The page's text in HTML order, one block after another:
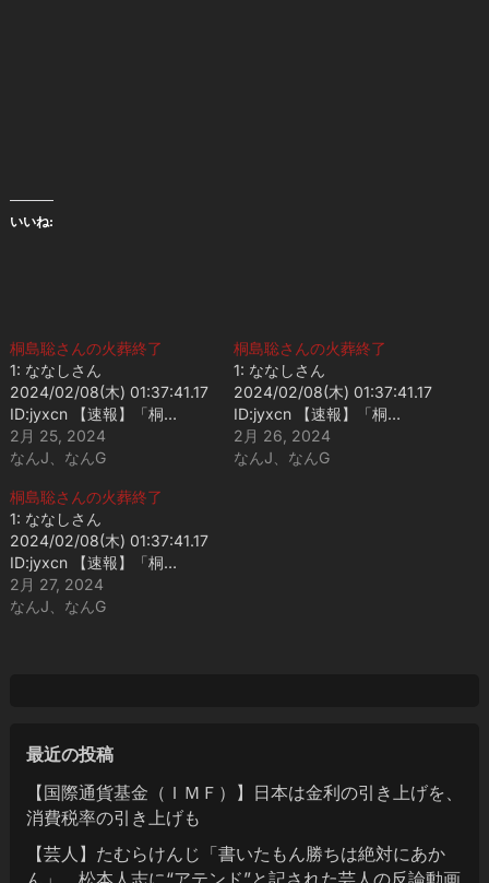
いいね:
桐島聡さんの火葬終了
1: ななしさん
2024/02/08(木) 01:37:41.17
ID:jyxcn 【速報】「桐…
2月 25, 2024
なんJ、なんG
桐島聡さんの火葬終了
1: ななしさん
2024/02/08(木) 01:37:41.17
ID:jyxcn 【速報】「桐…
2月 26, 2024
なんJ、なんG
桐島聡さんの火葬終了
1: ななしさん
2024/02/08(木) 01:37:41.17
ID:jyxcn 【速報】「桐…
2月 27, 2024
なんJ、なんG
最近の投稿
【国際通貨基金（ＩＭＦ）】日本は金利の引き上げを、
消費税率の引き上げも
【芸人】たむらけんじ「書いたもん勝ちは絶対にあか
ん」 松本人志に“アテンド”と記された芸人の反論動画